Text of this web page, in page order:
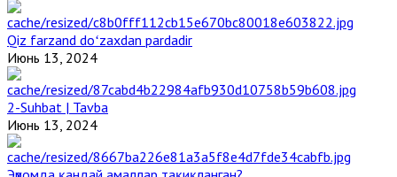
Qiz farzand doʻzaxdan pardadir
Июнь 13, 2024
2-Suhbat | Tavba
Июнь 13, 2024